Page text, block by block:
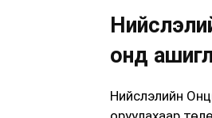
онд
Нийслэлийн